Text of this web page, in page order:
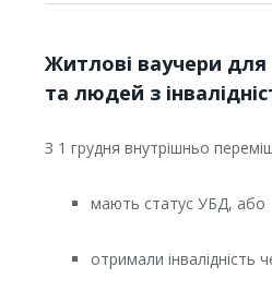
Житлові ваучери
та людей з
З 1 грудня внутрішньо
мають статус УБД, або
отримали інвалідність